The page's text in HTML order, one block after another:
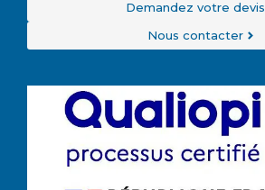
Demandez votre devis
Nous contacter